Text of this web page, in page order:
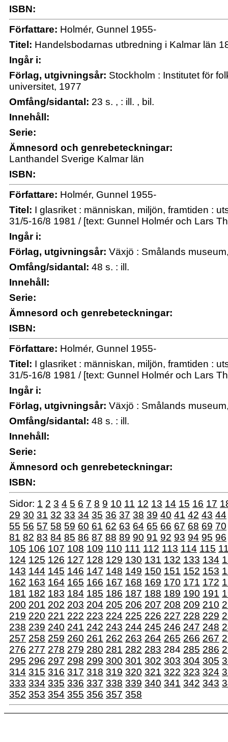
ISBN:
Författare: Holmér, Gunnel 1955-
Titel: Handelsbodarnas utbredning i Kalmar län
Ingår i:
Förlag, utgivningsår: Stockholm : Institutet för
universitet, 1977
Omfång/sidantal: 23 s. , : ill. , bil.
Innehåll:
Serie:
Ämnesord och genrebeteckningar:
Lanthandel Sverige Kalmar län
ISBN:
Författare: Holmér, Gunnel 1955-
Titel: I glasriket : människan, miljön, framtiden :
31/5-16/8 1981 / [text: Gunnel Holmér och Lars
Ingår i:
Förlag, utgivningsår: Växjö : Smålands
Omfång/sidantal: 48 s. : ill.
Innehåll:
Serie:
Ämnesord och genrebeteckningar:
ISBN:
Författare: Holmér, Gunnel 1955-
Titel: I glasriket : människan, miljön, framtiden :
31/5-16/8 1981 / [text: Gunnel Holmér och Lars
Ingår i:
Förlag, utgivningsår: Växjö : Smålands
Omfång/sidantal: 48 s. : ill.
Innehåll:
Serie:
Ämnesord och genrebeteckningar:
ISBN:
Sidor: 1 2 3 4 5 6 7 8 9 10 11 12 13 14 15 16 17
29 30 31 32 33 34 35 36 37 38 39 40 41 42 43 44
55 56 57 58 59 60 61 62 63 64 65 66 67 68 69 70
81 82 83 84 85 86 87 88 89 90 91 92 93 94 95 96
105 106 107 108 109 110 111 112 113 114 115
124 125 126 127 128 129 130 131 132 133 134
143 144 145 146 147 148 149 150 151 152 153
162 163 164 165 166 167 168 169 170 171 172
181 182 183 184 185 186 187 188 189 190 191
200 201 202 203 204 205 206 207 208 209 210
219 220 221 222 223 224 225 226 227 228 229
238 239 240 241 242 243 244 245 246 247 248
257 258 259 260 261 262 263 264 265 266 267
276 277 278 279 280 281 282 283 284 285 286
295 296 297 298 299 300 301 302 303 304 305
314 315 316 317 318 319 320 321 322 323 324
333 334 335 336 337 338 339 340 341 342 343
352 353 354 355 356 357 358